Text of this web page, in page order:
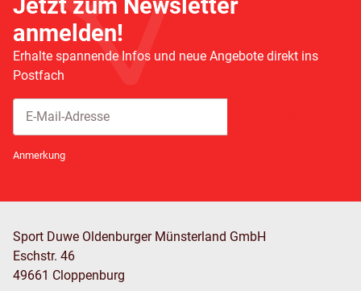
Jetzt zum Newsletter
anmelden!
Erhalte spannende Infos und neue Angebote direkt ins
Postfach
Anmerkung
Sport Duwe Oldenburger Münsterland GmbH
Eschstr. 46
49661 Cloppenburg